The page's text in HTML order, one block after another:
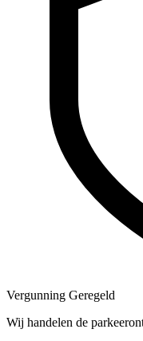
Vergunning Geregeld
Wij handelen de